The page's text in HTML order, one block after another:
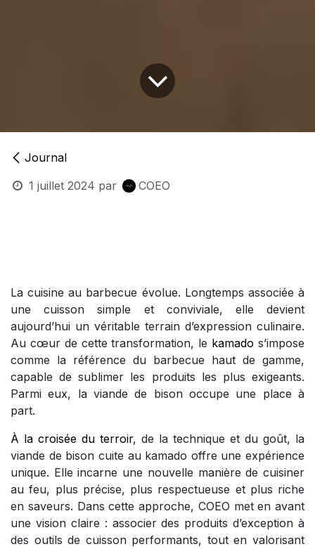
Journal
1 juillet 2024 par COEO
La cuisine au barbecue évolue. Longtemps associée à
une cuisson simple et conviviale, elle devient
aujourd’hui un véritable terrain d’expression culinaire.
Au cœur de cette transformation, le kamados’impose
comme la référence du barbecue haut de gamme,
capable de sublimer les produits les plus exigeants.
Parmi eux, la viande de bison occupe une place à
part.
À la croisée du terroir, de la technique et du goût, la
viande de bison cuite au kamado offre une expérience
unique. Elle incarne une nouvelle manière de cuisiner
au feu, plus précise, plus respectueuse et plus riche
en saveurs. Dans cette approche, COEO met en avant
une vision claire : associer des produits d’exception à
des outils de cuisson performants, tout en valorisant